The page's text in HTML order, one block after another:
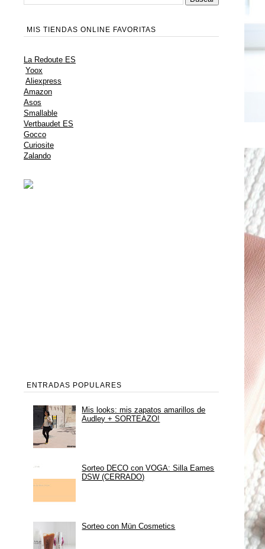
MIS TIENDAS ONLINE FAVORITAS
La Redoute ES
Yoox
Aliexpress
Amazon
Asos
Smallable
Vertbaudet ES
Gocco
Curiosite
Zalando
ENTRADAS POPULARES
Mis looks: mis zapatos amarillos de
Audley + SORTEAZO!
Sorteo DECO con VOGA: Silla Eames
DSW (CERRADO)
Sorteo con Mün Cosmetics